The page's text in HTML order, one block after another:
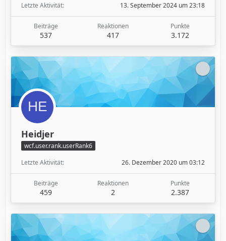
Letzte Aktivität
13. September 2024 um 23:18
Beiträge
537
Reaktionen
417
Punkte
3.172
Heidjer
wcf.user.rank.userRank6
Letzte Aktivität
26. Dezember 2020 um 03:12
Beiträge
459
Reaktionen
2
Punkte
2.387